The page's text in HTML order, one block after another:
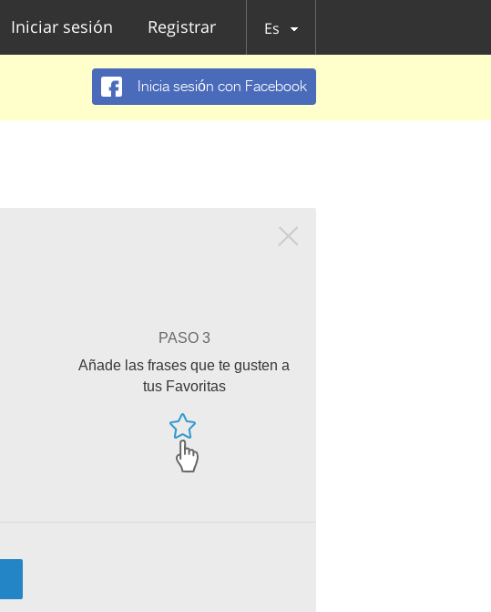
Iniciar sesión Registrar Es
Inicia sesión con Facebook
PASO 3
Añade las frases que te gusten a
tus Favoritas